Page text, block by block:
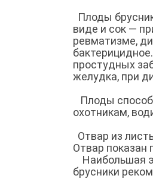
Плоды
виде и сок —
ревматизме,
простудных
желудка, при
Плоды
охотникам,
Отвар из
Отвар показан
Наибольшая
брусники